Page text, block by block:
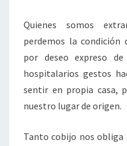
Quienes somos
perdemos la condición
por deseo expreso
hospitalarios gestos
sentir en propia casa,
nuestro lugar de origen.
Tanto cobijo nos obliga